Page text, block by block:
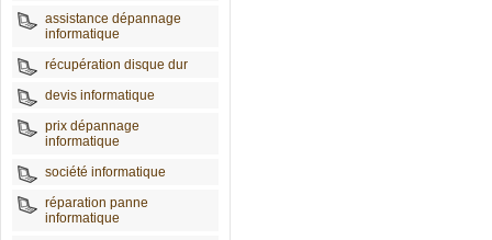
assistance dépannage
informatique
récupération disque dur
devis informatique
prix dépannage
informatique
société informatique
réparation panne
informatique